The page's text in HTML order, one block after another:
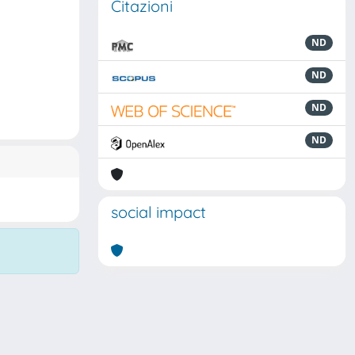
Citazioni
ND
ND
ND
ND
social impact